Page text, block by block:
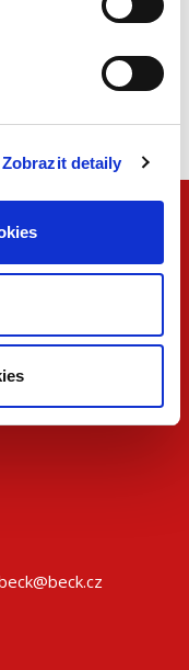
Zobrazit detaily